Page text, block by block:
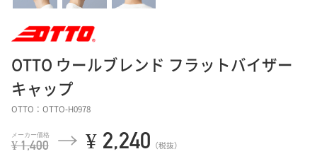
OTTO ウールブレンド フラットバイザー
キャップ
OTTO：OTTO-H0978
¥ 1,400 ¥ 2,240 （税抜）